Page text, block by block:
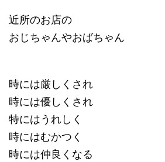
近所のお店の
おじちゃんやおばちゃん
時には厳しくされ
時には優しくされ
特にはうれしく
時にはむかつく
時には仲良くなる